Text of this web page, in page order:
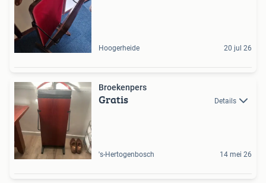
Hoogerheide 20 jul 26
Broekenpers
Gratis Details
's-Hertogenbosch 14 mei 26